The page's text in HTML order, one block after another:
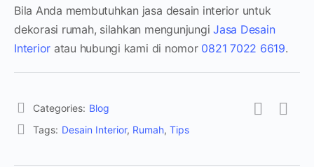
Bila Anda membutuhkan jasa desain interior untuk
dekorasi rumah, silahkan mengunjungiJasa Desain
Interior atau hubungi kami di nomor 0821 7022 6619.
Categories: Blog
Tags: Desain Interior, Rumah, Tips